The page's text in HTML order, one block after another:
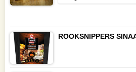
ROOKSNIPPERS